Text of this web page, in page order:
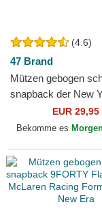
(4.6)
47 Brand
Mützen gebogen
snapback der New
Yankees MLB von
EUR 29,95
Bekomme es